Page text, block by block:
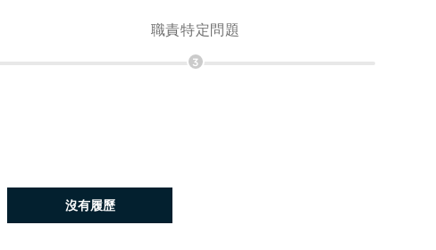
職責特定問題
3
沒有履歷